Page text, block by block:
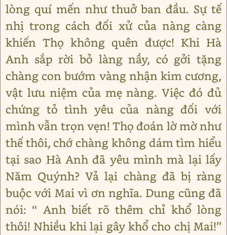
lòng quí mến như thuở ban đầu. Sự tế
nhị trong cách đối xử của nàng càng
khiến Thọ không quên được! Khi Hà
Anh sắp rời bỏ làng nầy, có gởi tặng
chàng con bướm vàng nhận kim cương,
vật lưu niệm của mẹ nàng. Việc đó đủ
chứng tỏ tình yêu của nàng đối với
mình vẫn trọn vẹn! Thọ đoán lờ mờ như
thế thôi, chớ chàng không dám tìm hiểu
tại sao Hà Anh đã yêu mình mà lại lấy
Năm Quýnh? Vả lại chàng đã bị ràng
buộc với Mai vì ơn nghĩa. Dung cũng đã
nói: ‘‘ Anh biết rõ thêm chỉ khổ lòng
thôi! Nhiều khi lại gây khổ cho chị Mai!’’